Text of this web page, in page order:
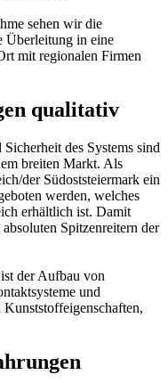
sehen wir die
Überleitung in eine
mit regionalen Firmen
qualitativ
des Systems sind
breiten Markt. Als
der Südoststeiermark ein
werden, welches
erhältlich ist. Damit
Spitzenreitern der
der Aufbau von
und